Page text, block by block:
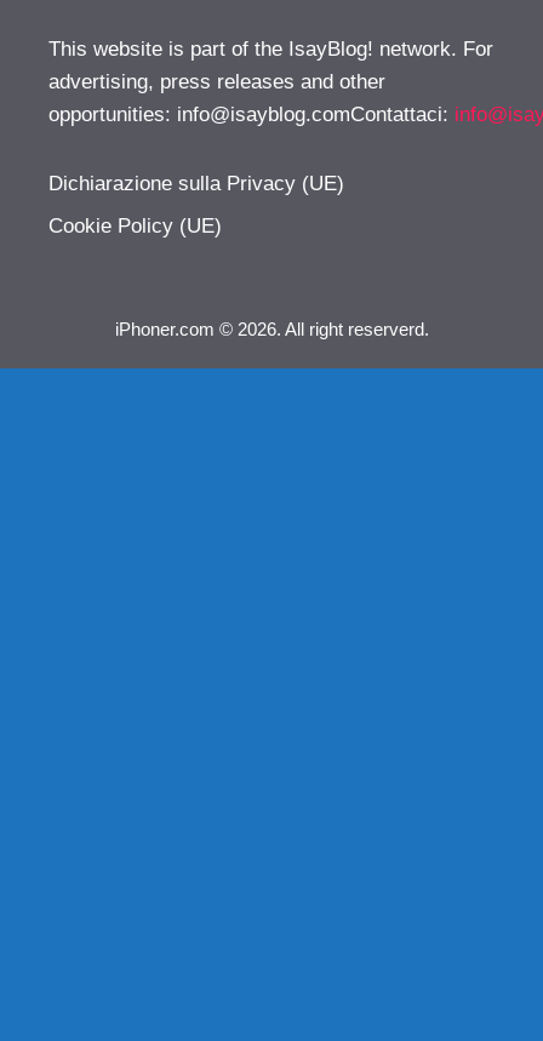
This website is part of the IsayBlog! network. For
advertising, press releases and other
opportunities: info@isayblog.comContattaci:
Dichiarazione sulla Privacy (UE)
Cookie Policy (UE)
iPhoner.com © 2026. All right reserverd.